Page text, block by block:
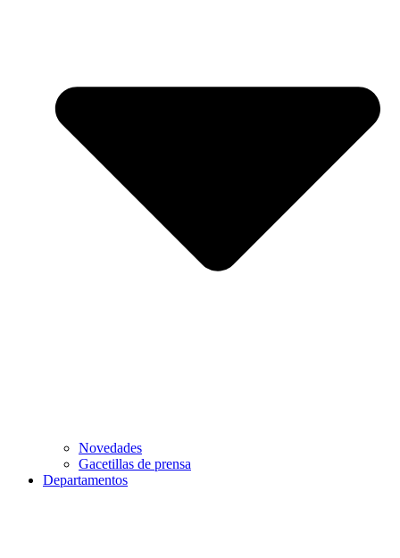
Novedades
Gacetillas de prensa
Departamentos